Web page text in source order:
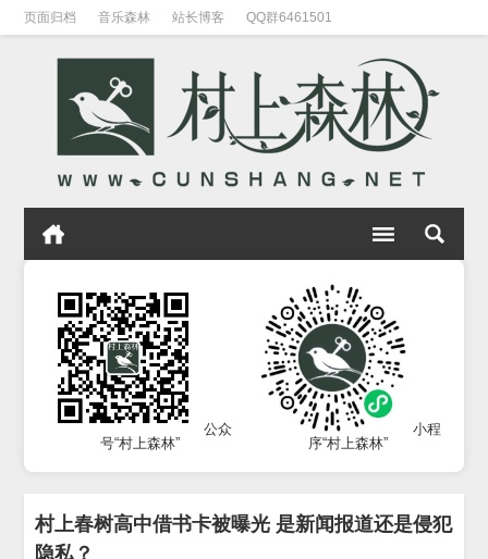
页面归档 音乐森林 站长博客 QQ群6461501
公众
号“村上森林”
小程
序“村上森林”
村上春树高中借书卡被曝光 是新闻报道还是侵犯
隐私？